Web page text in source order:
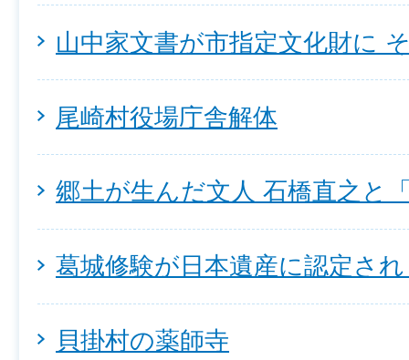
山中家文書が市指定文化財に
尾崎村役場庁舎解体
郷土が生んだ文人 石橋直之と
葛城修験が日本遺産に認定さ
貝掛村の薬師寺